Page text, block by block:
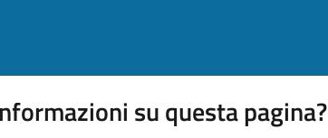
su questa pagina?